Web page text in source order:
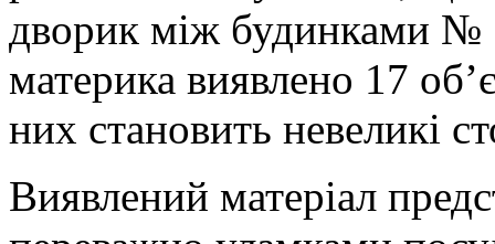
дворик між будинками №
материка виявлено 17
них становить невеликі
Виявлений матеріал